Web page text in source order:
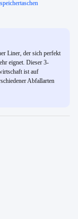
Liner, der sich perfekt
eignet. Dieser 3-
ist auf
Abfallarten